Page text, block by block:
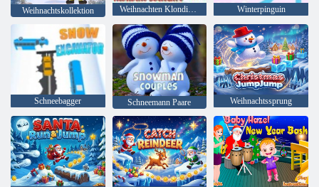
Weihnachtskollektion Weihnachten Klondike Solitaire Winterpinguin
Schneebagger Schneemann Paare Weihnachtssprung